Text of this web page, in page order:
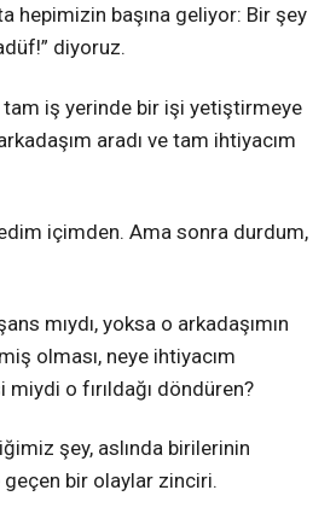
hepimizin başına geliyor: Bir şey
diyoruz.
iş yerinde bir işi yetiştirmeye
aradı ve tam ihtiyacım
içimden. Ama sonra durdum,
mıydı, yoksa o arkadaşımın
olması, neye ihtiyacım
o fırıldağı döndüren?
şey, aslında birilerinin
bir olaylar zinciri.